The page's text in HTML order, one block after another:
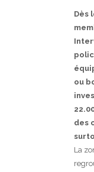
Dès
ou
des
La